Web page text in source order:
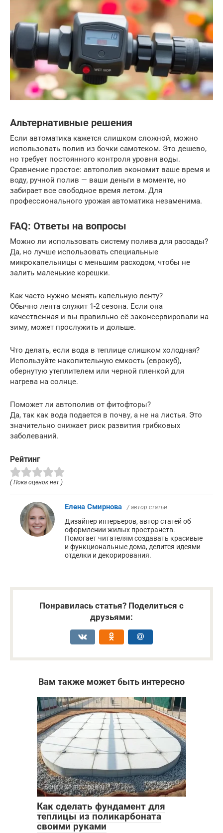
Альтернативные решения
Если автоматика кажется слишком сложной, можно
использовать полив из бочки самотеком. Это дешево,
но требует постоянного контроля уровня воды.
Сравнение простое: автополив экономит ваше время и
воду, ручной полив — ваши деньги в моменте, но
забирает все свободное время летом. Для
профессионального урожая автоматика незаменима.
FAQ: Ответы на вопросы
Можно ли использовать систему полива для рассады?
Да, но лучше использовать специальные
микрокапельницы с меньшим расходом, чтобы не
залить маленькие корешки.
Как часто нужно менять капельную ленту?
Обычно лента служит 1-2 сезона. Если она
качественная и вы правильно её законсервировали на
зиму, может прослужить и дольше.
Что делать, если вода в теплице слишком холодная?
Используйте накопительную емкость (еврокуб),
обернутую утеплителем или черной пленкой для
нагрева на солнце.
Поможет ли автополив от фитофторы?
Да, так как вода подается в почву, а не на листья. Это
значительно снижает риск развития грибковых
заболеваний.
Рейтинг
( Пока оценок нет )
Елена Смирнова / автор статьи
Дизайнер интерьеров, автор статей об
оформлении жилых пространств.
Помогает читателям создавать красивые
и функциональные дома, делится идеями
отделки и декорирования.
Понравилась статья? Поделиться с
друзьями:
Вам также может быть интересно
Баня и хозпостройки 0
Как сделать фундамент для
теплицы из поликарбоната
своими руками